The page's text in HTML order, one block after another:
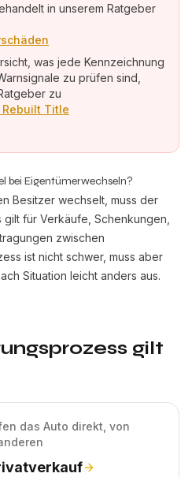
in unserem Ratgeber
was jede Kennzeichnung
zu prüfen sind,
zu
Rebuilt Title
bei Eigentümerwechseln?
Besitzer wechselt, muss der
für Verkäufe, Schenkungen,
zwischen
ist nicht schwer, muss aber
Situation leicht anders aus.
gilt
das Auto direkt, von